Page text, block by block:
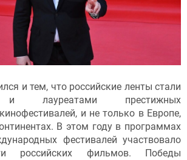
и тем, что российские ленты стали
и лауреатами престижных
и не только в Европе,
В этом году в программах
фестивалей участвовало
российских фильмов. Победы